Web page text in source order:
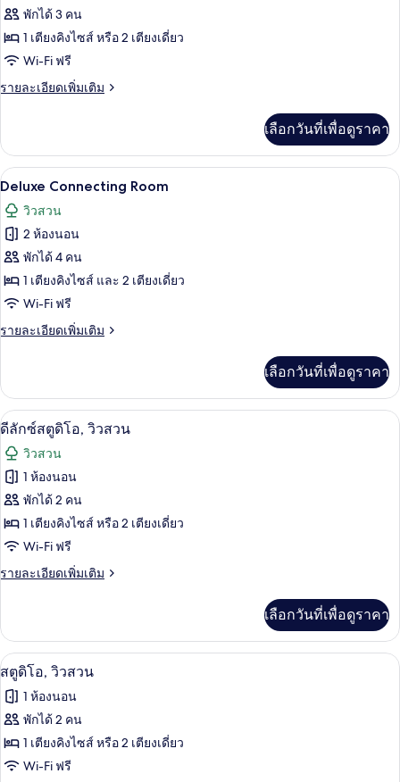
ของ
Private
Pool
พักได้ 3 คน
1 เตียงคิงไซส์ หรือ 2 เตียงเดี่ยว
Wi-Fi ฟรี
รายละเอียดเพิ่มเติม
ราย
เกี่ยว
กับ
Private
Villa
เลือกวันที่เพื่อดูราคา
เปิด
ภาพถ่าย
ทั้งหมด
ของ
Deluxe
Connecting
Room
เครื่องนอนระดับพรีเมียม, ตู้นิรภัยในห้
7
Deluxe Connecting Room
วิวสวน
2 ห้องนอน
พักได้ 4 คน
1 เตียงคิงไซส์ และ 2 เตียงเดี่ยว
Wi-Fi ฟรี
รายละเอียดเพิ่มเติม
ราย
เกี่ยว
กับ
Deluxe
Connecting
Room
เลือกวันที่เพื่อดูราคา
เปิด
ภาพถ่าย
ทั้งหมด
ของ
ดี
ลัก
ซ์
ดิโอ,
วิว
สวน
เครื่องนอนระดับพรีเมียม, ตู้นิรภัยในห้
6
ดีลักซ์สตูดิโอ, วิวสวน
วิวสวน
1 ห้องนอน
พักได้ 2 คน
1 เตียงคิงไซส์ หรือ 2 เตียงเดี่ยว
Wi-Fi ฟรี
รายละเอียดเพิ่มเติม
ราย
เกี่ยว
กับ
ดี
ลัก
ซ์
สตู
โอ,
วิว
เลือกวันที่เพื่อดูราคา
เปิด
ภาพถ่าย
ทั้งหมด
ของ
สตู
สตูดิโอ, วิวสวน | เครื่องนอนระดับพรี
7
สตูดิโอ, วิวสวน
1 ห้องนอน
พักได้ 2 คน
1 เตียงคิงไซส์ หรือ 2 เตียงเดี่ยว
Wi-Fi ฟรี